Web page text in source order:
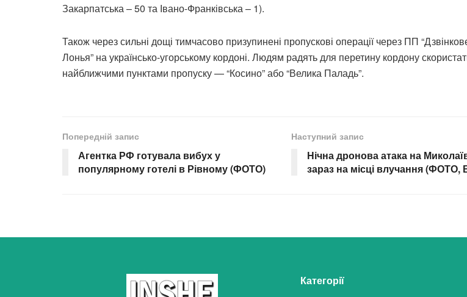
Закарпатська – 50 та Івано-Франківська – 1).
Також через сильні дощі тимчасово призупинені пропускові операції через ПП
Лонья” на українсько-угорському кордоні. Людям радять для перетину кордону
найближчими пунктами пропуску — “Косино” або “Велика Паладь”.
Попередній запис
Агентка РФ готувала вибух у
популярному готелі в Рівному (ФОТО)
Наступний запис
Нічна дронова атака на
зараз на місці влучання (ФОТО,
Категорії